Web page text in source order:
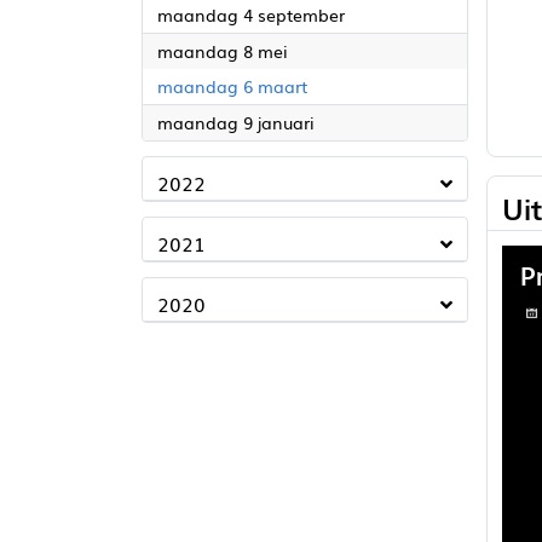
maandag 4 september2023
maandag 8 mei
maandag 6 maart2023
maandag 9 januari
2022
2021
2020